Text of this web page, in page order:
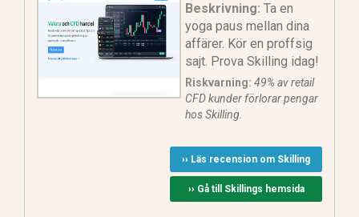
Beskrivning: Ta en
yoga paus mellan dina
affärer. Kör en proffsig
sajt. Prova Skilling idag!
Riskvarning: 49% av retail
CFD kunder förlorar pengar
hos Skilling.
›› Läs recension om Skilling
›› Gå till Skillings hemsida